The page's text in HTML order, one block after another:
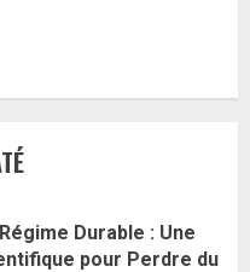
Durable : Une
pour Perdre du